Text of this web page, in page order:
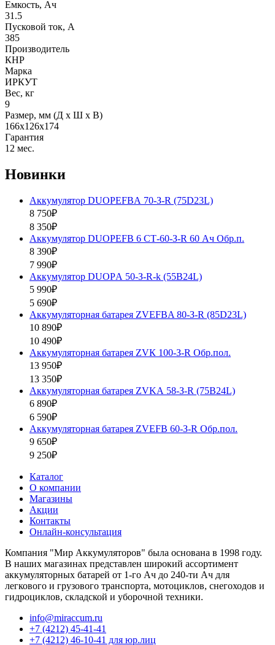
Емкость, Ач
31.5
Пусковой ток, А
385
Производитель
КНР
Марка
ИРКУТ
Вес, кг
9
Размер, мм (Д x Ш x В)
166х126х174
Гарантия
12 мес.
Новинки
Аккумулятор DUOPEFBА 70-З-R (75D23L)
8 750₽
8 350₽
Аккумулятор DUOPEFB 6 СТ-60-З-R 60 Ач Обр.п.
8 390₽
7 990₽
Аккумулятор DUOPА 50-З-R-k (55B24L)
5 990₽
5 690₽
Аккумуляторная батарея ZVEFBA 80-З-R (85D23L)
10 890₽
10 490₽
Аккумуляторная батарея ZVК 100-З-R Обр.пол.
13 950₽
13 350₽
Аккумуляторная батарея ZVKА 58-З-R (75B24L)
6 890₽
6 590₽
Аккумуляторная батарея ZVEFB 60-З-R Обр.пол.
9 650₽
9 250₽
Каталог
О компании
Магазины
Акции
Контакты
Онлайн-консультация
Компания "Мир Аккумуляторов" была основана в 1998 году.
В наших магазинах представлен широкий ассортимент
аккумуляторных батарей от 1-го Ач до 240-ти Ач для
легкового и грузового транспорта, мотоциклов, снегоходов и
гидроциклов, складской и уборочной техники.
info@miraccum.ru
+7 (4212) 45-41-41
+7 (4212) 46-10-41 для юр.лиц